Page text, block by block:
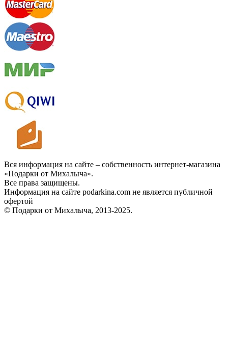
Вся информация на сайте – собственность интернет-магазина
«Подарки от Михалыча».
Все права защищены.
Информация на сайте podarkina.com не является публичной
офертой
© Подарки от Михалыча, 2013-2025.